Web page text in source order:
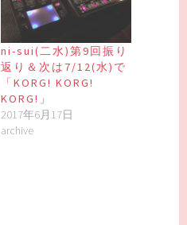
ni-sui(二水)第9回振り
返り＆次は7/12(水)で
「KORG! KORG!
KORG!」
2017年6月17日
archive